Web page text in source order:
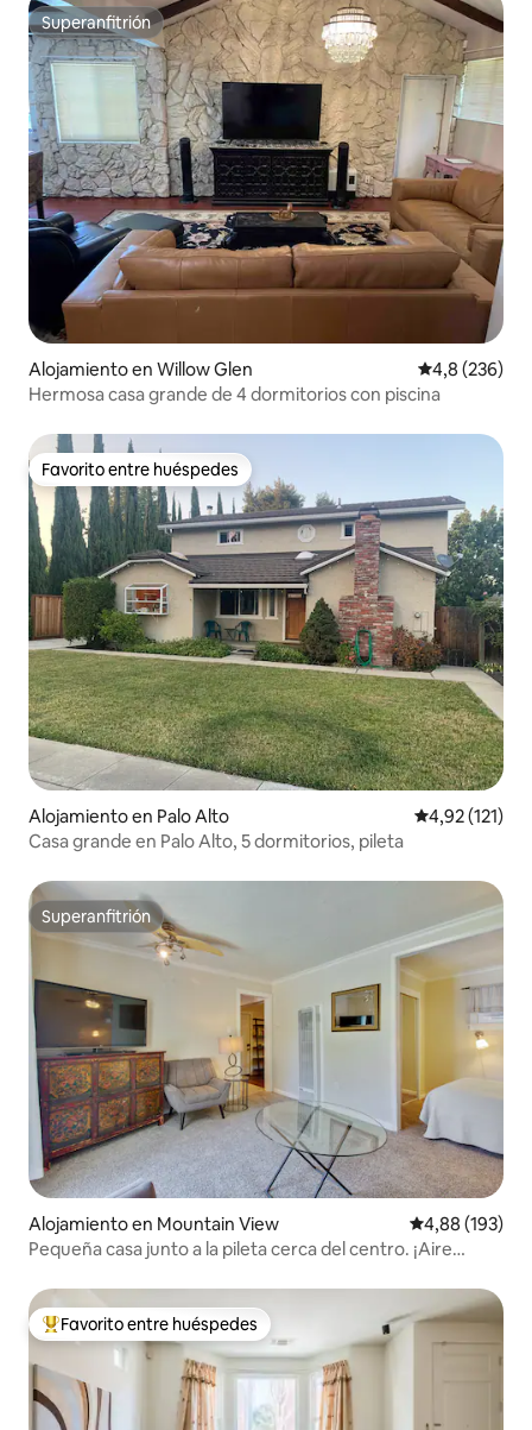
Superanfitrión
Superanfitrión
Alojamiento en Willow Glen Calificación
4,8 (236)
Hermosa casa grande de 4 dormitorios con piscina
Favorito entre huéspedes
Favorito entre huéspedes
Alojamiento en Palo Alto Calificación
4,92 (121)
Casa grande en Palo Alto, 5 dormitorios, pileta
Superanfitrión
Superanfitrión
Alojamiento en Mountain View Calificación
4,88 (193)
Pequeña casa junto a la pileta cerca del centro. ¡Aire
Favorito entre los huéspedes más destacados
Favorito entre huéspedes